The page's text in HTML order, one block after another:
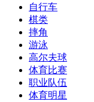
自行车
棋类
摔角
游泳
高尔夫球
体育比赛
职业队伍
体育明星